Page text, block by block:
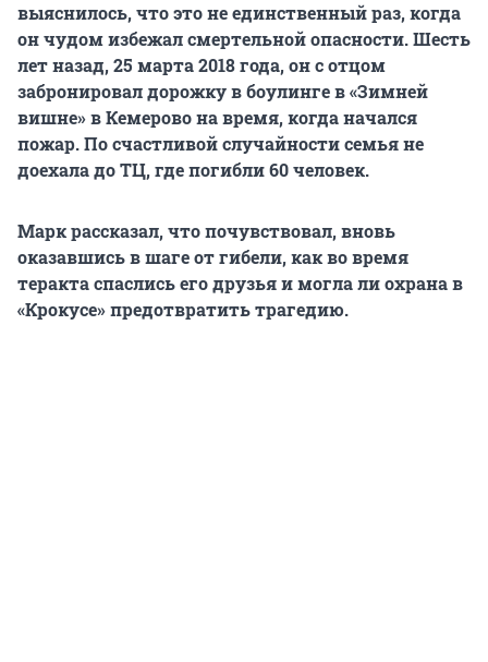
выяснилось, что это не единственный раз, когда
он чудом избежал смертельной опасности. Шесть
лет назад, 25 марта 2018 года, он с отцом
забронировал дорожку в боулинге в «Зимней
вишне» в Кемерово на время, когда начался
пожар. По счастливой случайности семья не
доехала до ТЦ, где погибли 60 человек.
Марк рассказал, что почувствовал, вновь
оказавшись в шаге от гибели, как во время
теракта спаслись его друзья и могла ли охрана в
«Крокусе» предотвратить трагедию.